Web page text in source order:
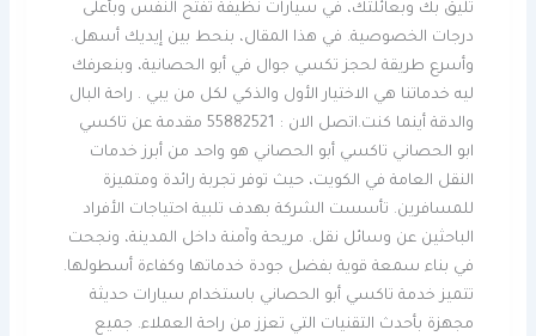
تليق بك وبعائلتك، في سيارات نظيفة تفتح النفس وبأعلى
درجات الخصوصية. في هذا المقال، بنحط بين إيديك أسهل.
وأسرع طريقة لحجز تكسي جوال في أبو الحصانية، وبنعرفك
ليه خدماتنا هي الاختيار الأول والذكي لكل من يبي . راحة البال
والدقة أينما كنت.اتصل الان : 55882521 مقدمة عن تاكسي
ابو الحصاني تاكسي أبو الحصاني هو واحد من أبرز خدمات
النقل العامة في الكويت، حيث توفر تجربة رائدة ومتميزة
للمسافرين. تأسست الشركة بهدف تلبية احتياجات الأفراد
الباحثين عن وسائل نقل. مريحة وآمنة داخل المدينة، ونجحت
في بناء سمعة قوية بفضل جودة خدماتها وكفاءة أسطولها.
تتميز خدمة تاكسي أبو الحصاني باستخدام سيارات حديثة
مجهزة بأحدث التقنيات التي تعزز من راحة العملاء. جميع